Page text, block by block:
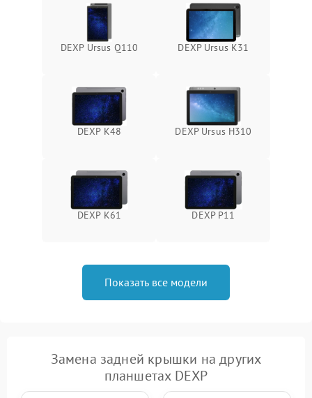
Кнопки и органы управления
DEXP Ursus Q110 DEXP Ursus K31
DEXP K48 DEXP Ursus H310
DEXP K61 DEXP P11
Показать все модели
Замена задней крышки на других
планшетах DEXP